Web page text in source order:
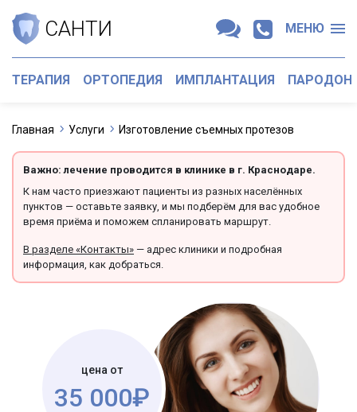
САНТИ МЕНЮ
ТЕРАПИЯ ОРТОПЕДИЯ ИМПЛАНТАЦИЯ
Главная Услуги Изготовление съемных протезов
Важно: лечение проводится в клинике в г. Краснодаре.
К нам часто приезжают пациенты из разных населённых
пунктов — оставьте заявку, и мы подберём для вас удобное
время приёма и поможем спланировать маршрут.
В разделе «Контакты» — адрес клиники и подробная
информация, как добраться.
цена от
35 000₽